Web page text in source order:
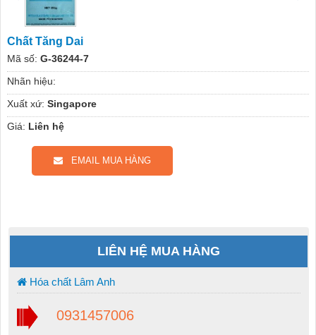
Chất Tăng Dai
Mã số: G-36244-7
Nhãn hiệu:
Xuất xứ: Singapore
Giá: Liên hệ
EMAIL MUA HÀNG
LIÊN HỆ MUA HÀNG
Hóa chất Lâm Anh
0931457006